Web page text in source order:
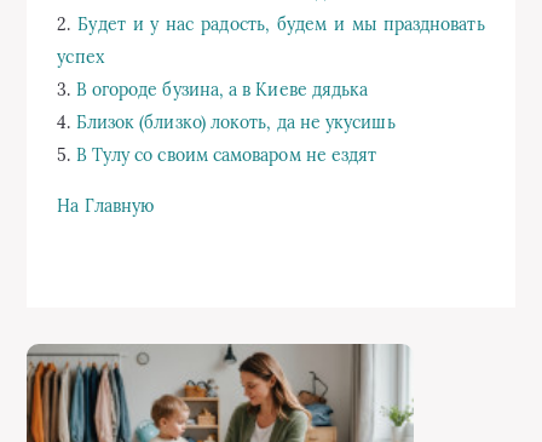
2.Будет и у нас радость, будем и мы праздновать
успех
3. В огороде бузина, а в Киеве дядька
4. Близок (близко) локоть, да не укусишь
5. В Тулу со своим самоваром не ездят
На Главную